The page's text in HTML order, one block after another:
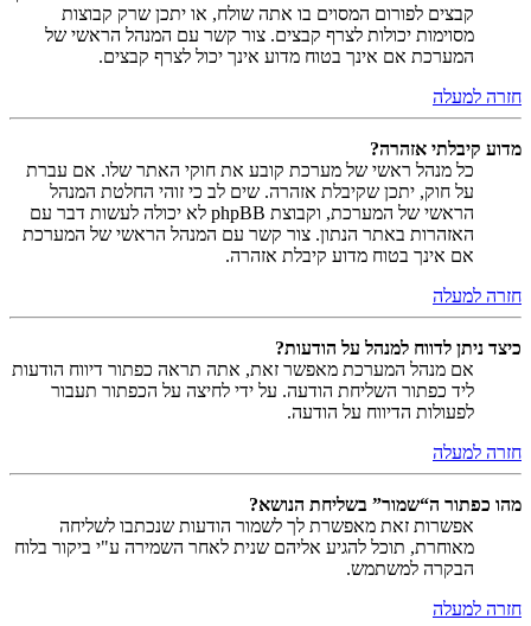
קבצים לפורום המסוים בו אתה שולח, או יתכן שרק קבוצות
מסוימות יכולות לצרף קבצים. צור קשר עם המנהל הראשי של
המערכת אם אינך בטוח מדוע אינך יכול לצרף קבצים.
חזרה למעלה
מדוע קיבלתי אזהרה?
כל מנהל ראשי של מערכת קובע את חוקי האתר שלו. אם עברת
על חוק, יתכן שקיבלת אזהרה. שים לב כי זוהי החלטת המנהל
הראשי של המערכת, וקבוצת phpBB לא יכולה לעשות דבר עם
האזהרות באתר הנתון. צור קשר עם המנהל הראשי של המערכת
אם אינך בטוח מדוע קיבלת אזהרה.
חזרה למעלה
כיצד ניתן לדווח למנהל על הודעות?
אם מנהל המערכת מאפשר זאת, אתה תראה כפתור דיווח הודעות
ליד כפתור השליחת הודעה. על ידי לחיצה על הכפתור תעבור
לפעולות הדיווח על הודעה.
חזרה למעלה
מהו כפתור ה“שמור” בשליחת הנושא?
אפשרות זאת מאפשרת לך לשמור הודעות שנכתבו לשליחה
מאוחרת, תוכל להגיע אליהם שנית לאחר השמירה ע"י ביקור בלוח
הבקרה למשתמש.
חזרה למעלה